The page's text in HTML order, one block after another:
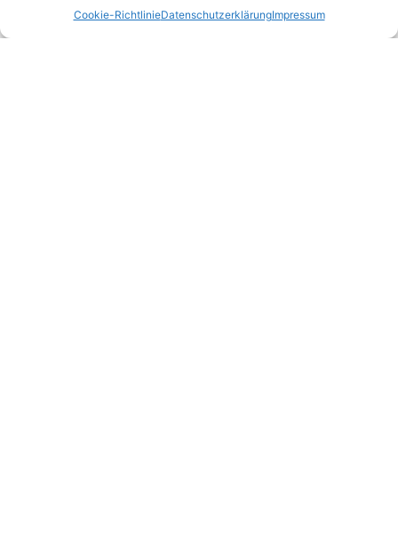
Cookie-RichtlinieDatenschutzerklärungImpressum